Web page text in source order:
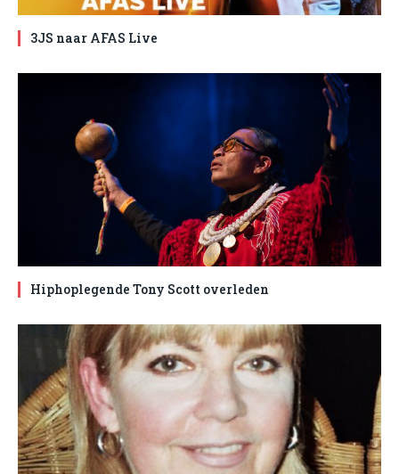
3JS naar AFAS Live
Hiphoplegende Tony Scott overleden